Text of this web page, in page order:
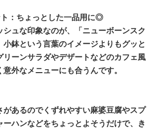
：ちょっとした一品用に◎
シュな印象なのが、「ニューボーンスク
小鉢という言葉のイメージよりもグッと
リーンサラダやデザートなどのカフェ風
外なメニューにも合うんです。
があるのでくずれやすい麻婆豆腐やスプ
ーハンなどをちょっとよそうだけで、き